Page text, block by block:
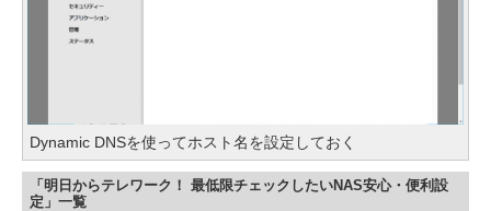
Dynamic DNSを使ってホスト名を設定しておく
「明日からテレワーク！ 最低限チェックしたいNAS安心・便利設
定」一覧